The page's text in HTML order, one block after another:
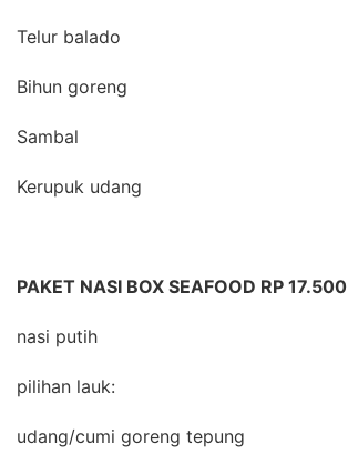
Telur balado
Bihun goreng
Sambal
Kerupuk udang
PAKET NASI BOX SEAFOOD RP 17.500
nasi putih
pilihan lauk:
udang/cumi goreng tepung